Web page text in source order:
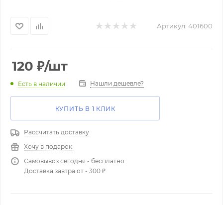
Артикул: 401600
120 ₽/шт
Есть в наличии Нашли дешевле?
КУПИТЬ В 1 КЛИК
Рассчитать доставку
Хочу в подарок
Самовывоз сегодня - бесплатно
Доставка завтра от - 300 ₽